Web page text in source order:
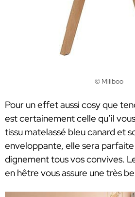
© Miliboo
Pour un effet aussi cosy que
est certainement celle qu’il
tissu matelassé bleu canard et
enveloppante, elle sera
dignement tous vos convives.
en hêtre vous assure une très